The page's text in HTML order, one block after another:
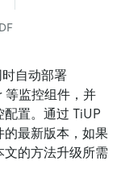
自动部署
等监控组件，并
置。通过 TiUP
的最新版本，如果
的方法升级所需